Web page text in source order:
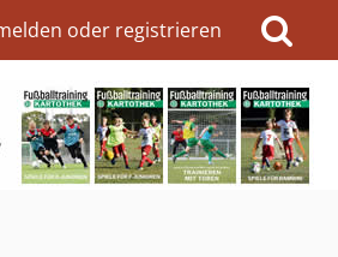
oder registrieren